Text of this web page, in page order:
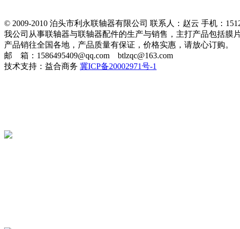
© 2009-2010 泊头市利永联轴器有限公司 联系人：赵云 手机：
我公司从事联轴器与联轴器配件的生产与销售，主打产品包括
产品销往全国各地，产品质量有保证，价格实惠，请放心订购。
邮 箱：1586495409@qq.com btlzqc@163.com
技术支持：益合商务 冀ICP备20002971号-1